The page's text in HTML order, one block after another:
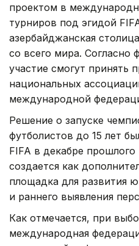
проектом в
турниров под эгидой
азербайджанская
со всего мира. Согласно
участие смогут принять
национальных
международной
Решение о запуске
футболистов до 15 лет
FIFA в декабре
создается как
площадка для развития
и раннего выявления
Как отмечается, при
международная